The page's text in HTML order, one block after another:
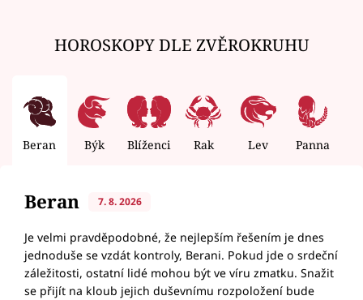
HOROSKOPY DLE ZVĚROKRUHU
Beran Býk Blíženci Rak Lev Panna
Beran 7. 8. 2026
Je velmi pravděpodobné, že nejlepším řešením je dnes
jednoduše se vzdát kontroly, Berani. Pokud jde o srdeční
záležitosti, ostatní lidé mohou být ve víru zmatku. Snažit
se přijít na kloub jejich duševnímu rozpoložení bude